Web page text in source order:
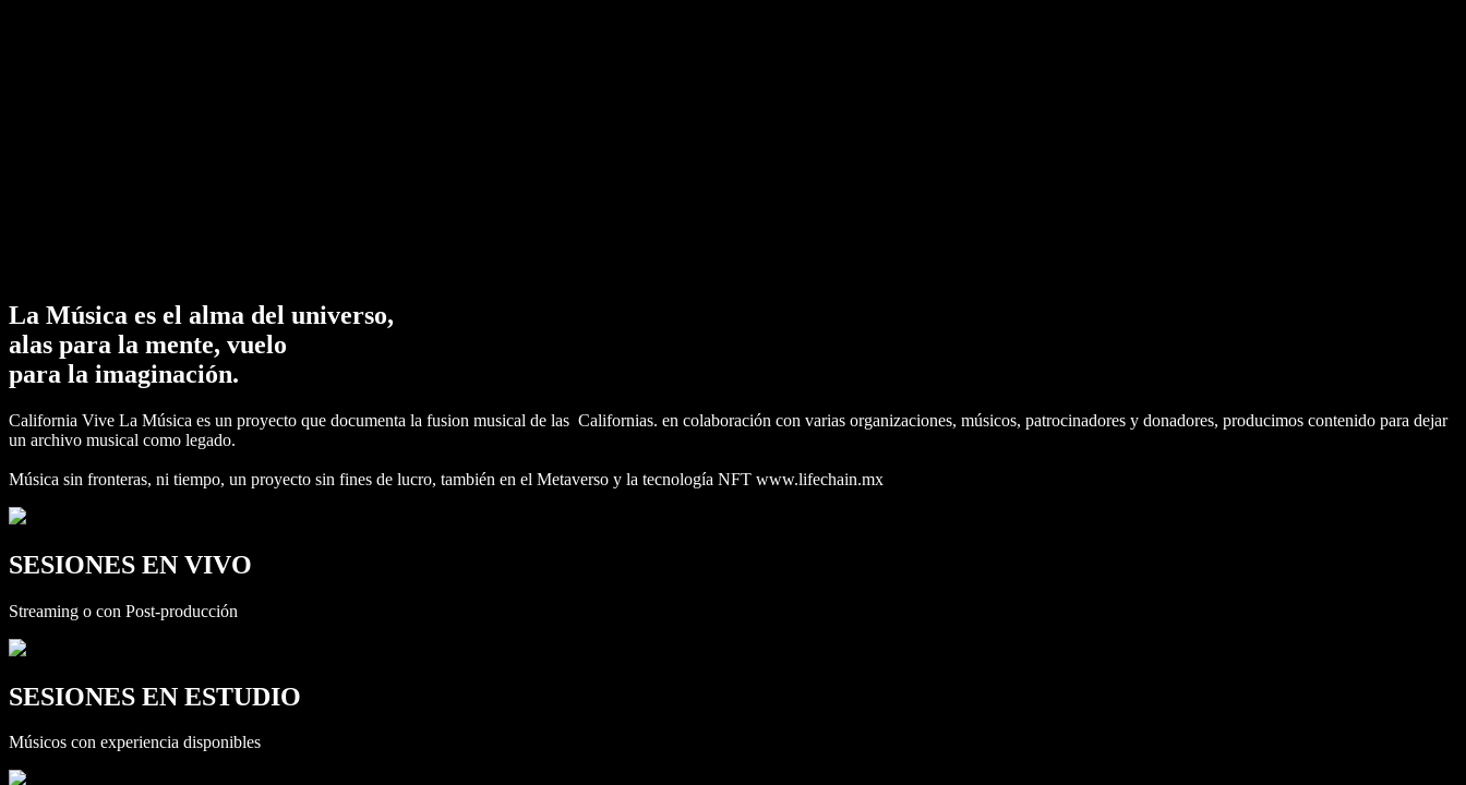
La Música es el alma del universo,
alas para la mente, vuelo
para la imaginación.
California Vive La Música es un proyecto que documenta la fusion musical de las Californias. en colaboración con varias organizaciones, músicos, patrocinadores y donadores, producimos contenido para dejar
un archivo musical como legado.
Música sin fronteras, ni tiempo, un proyecto sin fines de lucro, también en el Metaverso y la tecnología NFT www.lifechain.mx
SESIONES EN VIVO
Streaming o con Post-producción
SESIONES EN ESTUDIO
Músicos con experiencia disponibles